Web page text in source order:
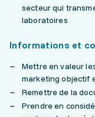
secteur qui
laboratoires
Informations et
Mettre en valeur
marketing objectif
Remettre de la
Prendre en